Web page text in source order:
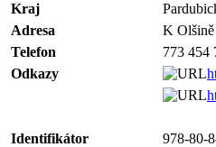
Kraj
Adresa
K Olšině
Telefon
773 454
Odkazy
Identifikátor
978-80-